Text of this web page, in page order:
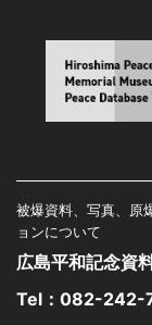
被爆資料、写真、原
ョンについて
広島平和記念資
Tel： 082-242-